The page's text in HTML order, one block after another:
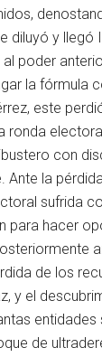
diluyó y llegó
poder
la fórmula
este
ronda
con
Ante la
sufrida
para hacer
de los
y el
entidades
de